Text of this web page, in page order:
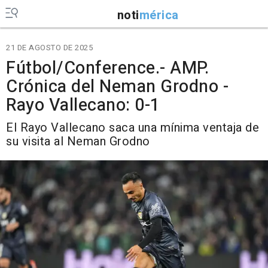
notimérica
21 DE AGOSTO DE 2025
Fútbol/Conference.- AMP.
Crónica del Neman Grodno -
Rayo Vallecano: 0-1
El Rayo Vallecano saca una mínima ventaja de
su visita al Neman Grodno